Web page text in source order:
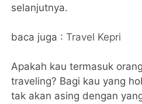
selanjutnya.
baca juga :Travel Kepri
Apakah kau termasuk
traveling? Bagi kau yang
tak akan asing dengan